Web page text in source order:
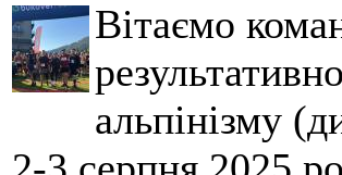
Вітаємо
альпінізму